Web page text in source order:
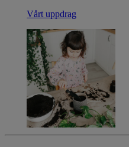
Vårt uppdrag